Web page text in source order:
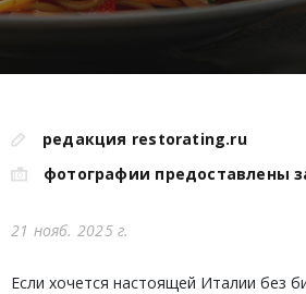
редакция restorating.ru
фотографии предоставлены
21 нояб. 2025 г.
Если хочется настоящей Италии без